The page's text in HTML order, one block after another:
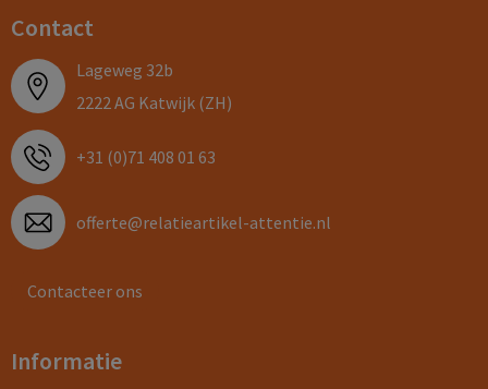
Contact
Lageweg 32b
2222 AG Katwijk (ZH)
+31 (0)71 408 01 63
offerte@relatieartikel-attentie.nl
Contacteer ons
Informatie